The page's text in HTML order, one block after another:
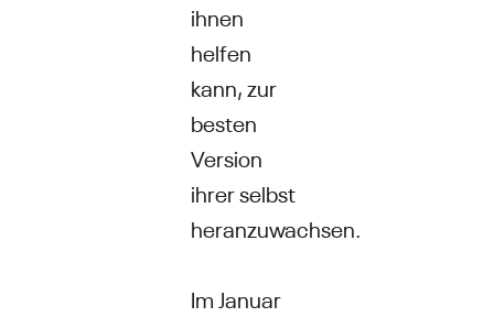
ihnen
helfen
kann, zur
besten
Version
ihrer selbst
heranzuwachsen.
Im Januar